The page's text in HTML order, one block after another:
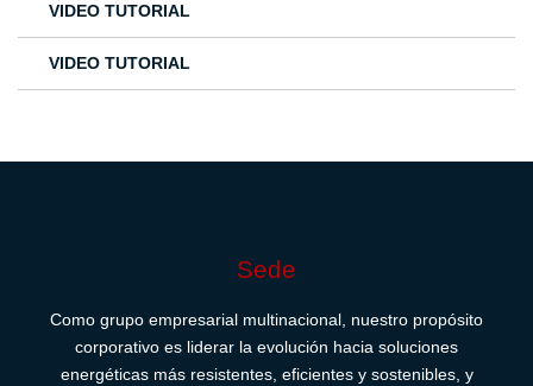
VIDEO TUTORIAL
VIDEO TUTORIAL
Sede
Como grupo empresarial multinacional, nuestro propósito
corporativo es liderar la evolución hacia soluciones
energéticas más resistentes, eficientes y sostenibles, y